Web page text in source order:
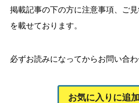
掲載記事の下の方に注意事項、ご
を載せております。
必ずお読みになってからお問い合わ
お気に入りに追